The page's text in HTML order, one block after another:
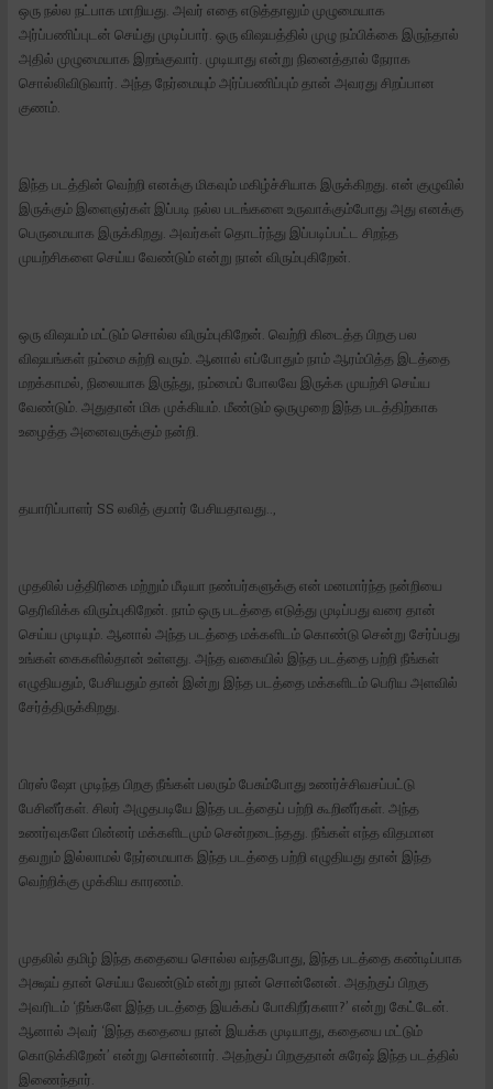
ஒரு நல்ல நட்பாக மாறியது. அவர் எதை எடுத்தாலும் முழுமையாக
அர்ப்பணிப்புடன் செய்து முடிப்பார். ஒரு விஷயத்தில் முழு நம்பிக்கை இருந்தால்
அதில் முழுமையாக இறங்குவார். முடியாது என்று நினைத்தால் நேராக
சொல்லிவிடுவார். அந்த நேர்மையும் அர்ப்பணிப்பும் தான் அவரது சிறப்பான
குணம்.
இந்த படத்தின் வெற்றி எனக்கு மிகவும் மகிழ்ச்சியாக இருக்கிறது. என் குழுவில்
இருக்கும் இளைஞர்கள் இப்படி நல்ல படங்களை உருவாக்கும்போது அது எனக்கு
பெருமையாக இருக்கிறது. அவர்கள் தொடர்ந்து இப்படிப்பட்ட சிறந்த
முயற்சிகளை செய்ய வேண்டும் என்று நான் விரும்புகிறேன்.
ஒரு விஷயம் மட்டும் சொல்ல விரும்புகிறேன். வெற்றி கிடைத்த பிறகு பல
விஷயங்கள் நம்மை சுற்றி வரும். ஆனால் எப்போதும் நாம் ஆரம்பித்த இடத்தை
மறக்காமல், நிலையாக இருந்து, நம்மைப் போலவே இருக்க முயற்சி செய்ய
வேண்டும். அதுதான் மிக முக்கியம். மீண்டும் ஒருமுறை இந்த படத்திற்காக
உழைத்த அனைவருக்கும் நன்றி.
தயாரிப்பாளர் SS லலித் குமார் பேசியதாவது..,
முதலில் பத்திரிகை மற்றும் மீடியா நண்பர்களுக்கு என் மனமார்ந்த நன்றியை
தெரிவிக்க விரும்புகிறேன். நாம் ஒரு படத்தை எடுத்து முடிப்பது வரை தான்
செய்ய முடியும். ஆனால் அந்த படத்தை மக்களிடம் கொண்டு சென்று சேர்ப்பது
உங்கள் கைகளில்தான் உள்ளது. அந்த வகையில் இந்த படத்தை பற்றி நீங்கள்
எழுதியதும், பேசியதும் தான் இன்று இந்த படத்தை மக்களிடம் பெரிய அளவில்
சேர்த்திருக்கிறது.
பிரஸ் ஷோ முடிந்த பிறகு நீங்கள் பலரும் பேசும்போது உணர்ச்சிவசப்பட்டு
பேசினீர்கள். சிலர் அழுதபடியே இந்த படத்தைப் பற்றி கூறினீர்கள். அந்த
உணர்வுகளே பின்னர் மக்களிடமும் சென்றடைந்தது. நீங்கள் எந்த விதமான
தவறும் இல்லாமல் நேர்மையாக இந்த படத்தை பற்றி எழுதியது தான் இந்த
வெற்றிக்கு முக்கிய காரணம்.
முதலில் தமிழ் இந்த கதையை சொல்ல வந்தபோது, இந்த படத்தை கண்டிப்பாக
அக்ஷய் தான் செய்ய வேண்டும் என்று நான் சொன்னேன். அதற்குப் பிறகு
அவரிடம் ‘நீங்களே இந்த படத்தை இயக்கப் போகிறீர்களா?’ என்று கேட்டேன்.
ஆனால் அவர் ‘இந்த கதையை நான் இயக்க முடியாது, கதையை மட்டும்
கொடுக்கிறேன்’ என்று சொன்னார். அதற்குப் பிறகுதான் சுரேஷ் இந்த படத்தில்
இணைந்தார்.